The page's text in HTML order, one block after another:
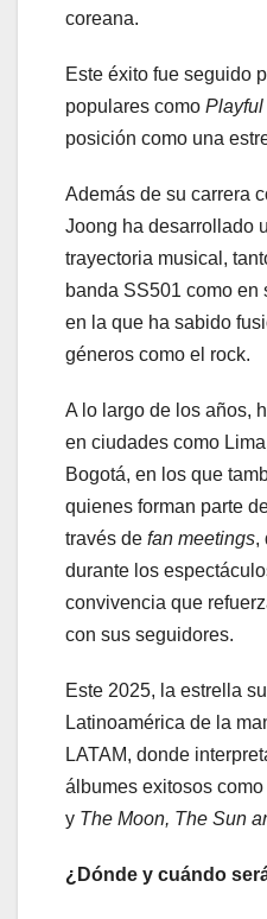
coreana.
Este éxito fue seguido
populares como
posición como una
Además de su carrera
Joong ha desarrollado
trayectoria musical,
banda SS501 como en
en la que ha sabido
géneros como el rock.
A lo largo de los años,
en ciudades como
Bogotá, en los que
quienes forman parte
través de fan meetings,
durante los
convivencia que
con sus seguidores.
Este 2025, la estrella
Latinoamérica de la
LATAM, donde
álbumes exitosos como
y The Moon, The Sun
¿Dónde y cuándo